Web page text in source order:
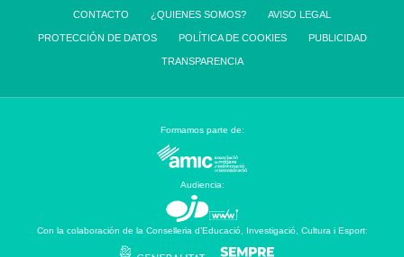
CONTACTO ¿QUIENES SOMOS? AVISO LEGAL
PROTECCIÓN DE DATOS POLÍTICA DE COOKIES PUBLICIDAD
TRANSPARENCIA
Formamos parte de:
Audiencia:
Con la colaboración de la Conselleria d’Educació, Investigació, Cultura i Esport: